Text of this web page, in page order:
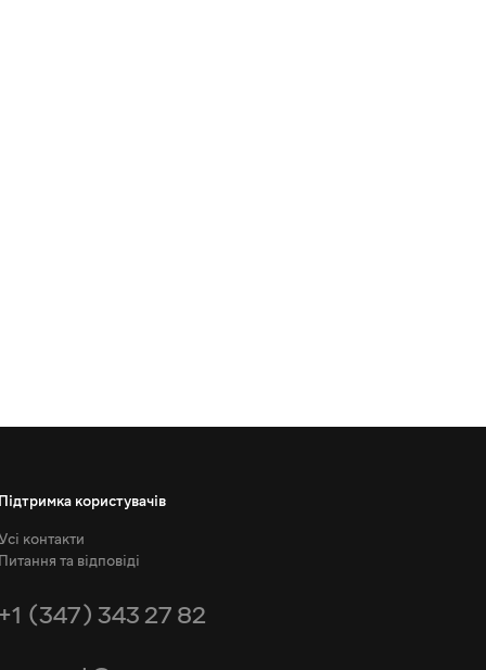
Підтримка користувачів
контакти
Питання та відповіді
+1 (347) 343 27 82